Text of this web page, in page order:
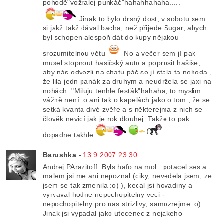
pohodě"vožralej punkáč"hahahhahaha.....
Jinak to bylo drsný dost, v sobotu sem
si jakž takž dával bacha, než přijede Sugar, abych
byl schopen alespoň dát do kupy nějakou
srozumitelnou větu
No a večer sem jí pak
musel stopnout hasičský auto a poprosit hašiše,
aby nás odvezli na chatu páč se jí stala ta nehoda ,
že lila jedn panák za druhym a neudržela se jaxi na
nohách. "Miluju tenhle fesťák"hahaha, to myslim
vážně není to ani tak o kapelách jako o tom , že se
setká kvanta divé zvěře a s některejma z nich se
člověk nevidí jak je rok dlouhej. Takže to pak
dopadne takhle
Barushka - 13.9.2007 23:30
Andrej PArazitoff: Byls hafo na mol...potacel ses a
malem jsi me ani nepoznal (diky, nevedela jsem, ze
jsem se tak zmenila :o) ), kecal jsi hovadiny a
vyrvaval hodne nepochopitelny veci -
nepochopitelny pro nas strizlivy, samozrejme :o)
Jinak jsi vypadal jako utecenec z nejakeho